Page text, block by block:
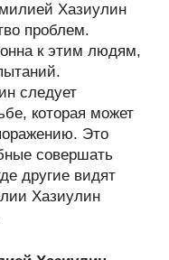
Хазиулин
проблем.
к этим людям,
следует
которая может
Это
совершать
другие видят
Хазиулин